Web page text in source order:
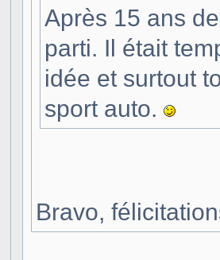
Après 15 ans
parti. Il était
idée et surtout
sport auto.
Bravo,